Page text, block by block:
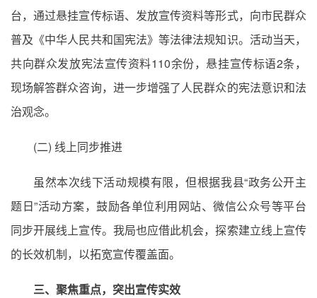
台，通过悬挂宣传标语、发放宣传资料等形式，向市民群众
普及《中华人民共和国宪法》等法律法规知识。活动当天，
共向群众发放宪法宣传资料110余份，悬挂宣传标语2条，
现场解答群众咨询，进一步增强了人民群众的宪法意识和法
治观念。
(二) 线上同步推进
虽然本次线下活动规模有限，但根据我县“政务公开主
题日”活动方案，鼓励各单位利用网站、微信公众号等平台
同步开展线上宣传。我局也应借此机会，探索建立线上宣传
的长效机制，以拓宽宣传覆盖面。
三、聚焦重点，突出宣传实效